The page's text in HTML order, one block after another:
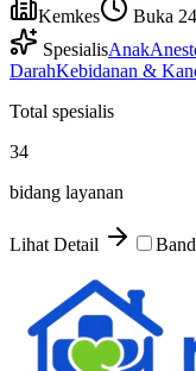
Kemkes
Buka
SpesialisAnak
DarahKebidanan &
Total spesialis
34
bidang layanan
Lihat Detail